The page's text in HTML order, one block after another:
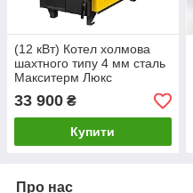
(12 кВт) Котел холмова
шахтного типу 4 мм сталь
Макситерм Люкс
33 900 ₴
Купити
Про нас